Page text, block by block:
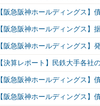
【阪急阪神ホールディングス】
【阪急阪神ホールディングス】
【阪急阪神ホールディングス】
【決算レポート】民鉄大手各社
【阪急阪神ホールディングス】
【阪急阪神ホールディングス】